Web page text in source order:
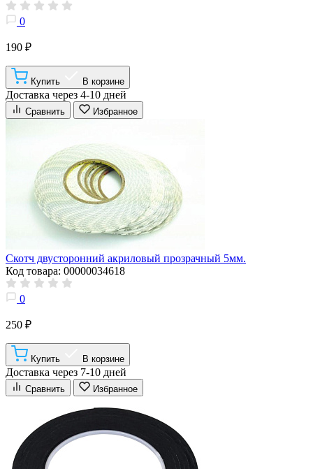
0
190 ₽
Купить В корзине
Доставка через 4-10 дней
Сравнить Избранное
Скотч двусторонний акриловый прозрачный 5мм.
Код товара: 00000034618
0
250 ₽
Купить В корзине
Доставка через 7-10 дней
Сравнить Избранное